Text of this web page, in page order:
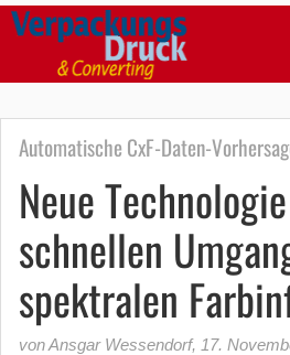
Automatische CxF-Daten-
Neue
schnellen
spektralen
von Ansgar Wessendorf, 17.